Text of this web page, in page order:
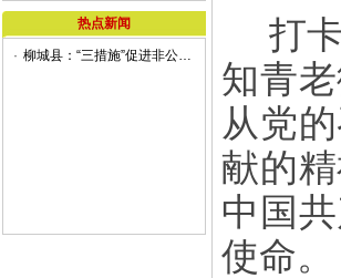
热点新闻
· 柳城县：“三措施”促进非公企业党建工作
打
知青
从党
献的
中国
使命。